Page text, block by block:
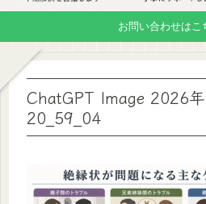
お問い合わせはこ
ChatGPT Image 2026
20_59_04